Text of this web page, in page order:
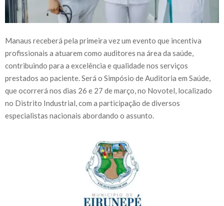
Manaus receberá pela primeira vez um evento que incentiva
profissionais a atuarem como auditores na área da saúde,
contribuindo para a excelência e qualidade nos serviços
prestados ao paciente. Será o Simpósio de Auditoria em Saúde,
que ocorrerá nos dias 26 e 27 de março, no Novotel, localizado
no Distrito Industrial, com a participação de diversos
especialistas nacionais abordando o assunto.